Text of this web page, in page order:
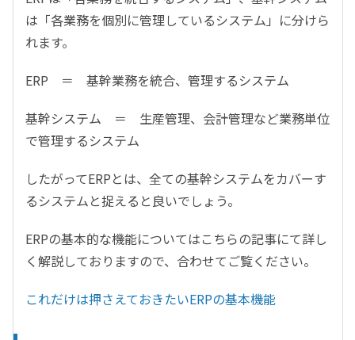
は「各業務を個別に管理しているシステム」に分けら
れます。
ERP ＝ 基幹業務を統合、管理するシステム
基幹システム ＝ 生産管理、会計管理など業務単位
で管理するシステム
したがってERPとは、全ての基幹システムをカバーす
るシステムと捉えると良いでしょう。
ERPの基本的な機能についてはこちらの記事にて詳し
く解説しておりますので、合わせてご覧ください。
これだけは押さえておきたいERPの基本機能